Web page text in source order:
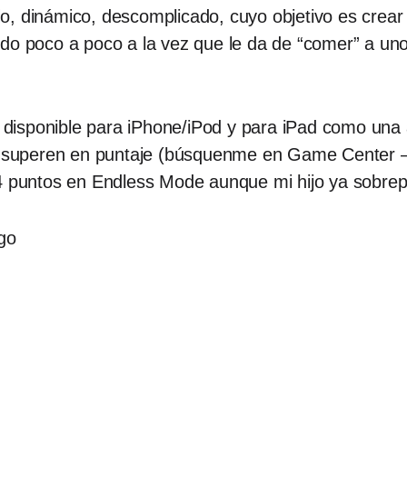
dinámico, descomplicado, cuyo objetivo es
poco a poco a la vez que le da de “comer” a
para iPhone/iPod y para iPad como
en puntaje (búsquenme en Game Center
en Endless Mode aunque mi hijo ya